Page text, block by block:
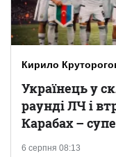
Кирило
6 серпня 08:13
Українець у
раунді ЛЧ і
Карабах –